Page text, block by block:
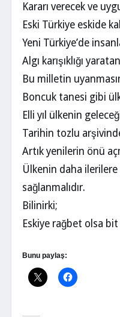
Kararı verecek ve
Eski Türkiye eskide
Yeni Türkiye’de
Algı karışıklığı
Bu milletin
Boncuk tanesi gibi
Elli yıl ülkenin
Tarihin tozlu
Artık yenilerin önü
Ülkenin daha
sağlanmalıdır.
Bilinirki;
Eskiye rağbet olsa bit
Bunu paylaş: